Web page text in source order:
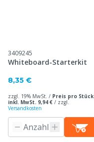
3409245
Whiteboard-Starterkit
8,35 €
zzgl. 19% MwSt. / Preis pro Stück
inkl. MwSt. 9,94 € / zzgl.
Versandkosten